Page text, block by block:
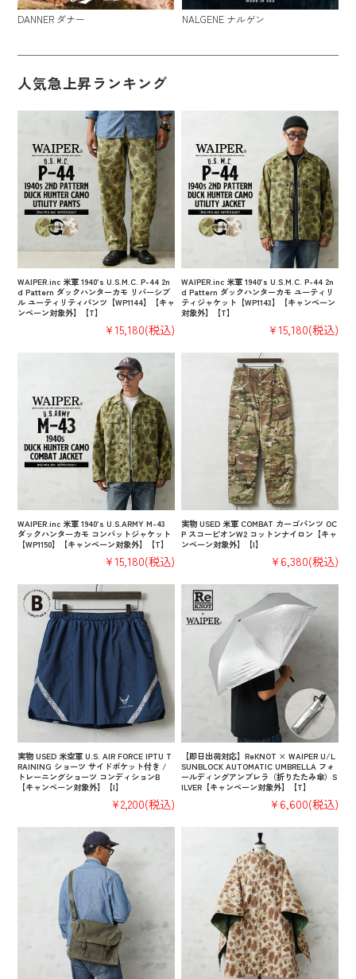
DANNER ダナー NALGENE ナルゲン
人気急上昇ランキング
WAIPER.inc 米軍 1940’s U.S.M.C. P-44 2n
d Pattern ダックハンターカモ リバーシブ
ル ユーティリティパンツ【WP1144】【キャ
ンペーン対象外】【T】
¥15,180(税込)
WAIPER.inc 米軍 1940’s U.S.M.C. P-44 2n
d Pattern ダックハンターカモ ユーティリ
ティジャケット【WP1143】【キャンペーン
対象外】【T】
¥15,180(税込)
WAIPER.inc 米軍 1940’s U.S.ARMY M-43
ダックハンターカモ コンバットジャケット
【WP1150】【キャンペーン対象外】【T】
¥15,180(税込)
実物 USED 米軍 COMBAT カーゴパンツ OC
P スコーピオンW2 コットンナイロン【キャ
ンペーン対象外】【I】
¥6,380(税込)
実物 USED 米空軍 U.S. AIR FORCE IPTU T
RAINING ショーツ サイドポケット付き /
トレーニングショーツ コンディションB
【キャンペーン対象外】【I】
¥2,200(税込)
【即日出荷対応】ReKNOT × WAIPER U/L
SUNBLOCK AUTOMATIC UMBRELLA フォ
ールディングアンブレラ（折りたたみ傘）S
ILVER【キャンペーン対象外】【T】
¥6,600(税込)